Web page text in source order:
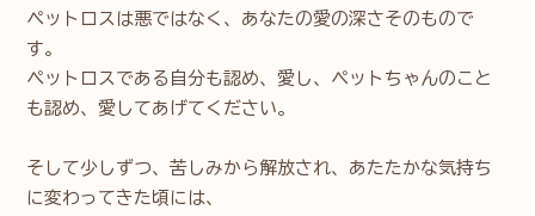
ペットロスは悪ではなく、あなたの愛の深さそのもので
す。
ペットロスである自分も認め、愛し、ペットちゃんのこと
も認め、愛してあげてください。
そして少しずつ、苦しみから解放され、あたたかな気持ち
に変わってきた頃には、